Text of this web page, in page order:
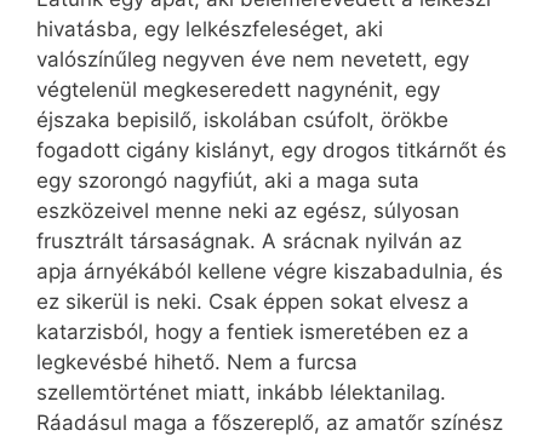
hivatásba, egy lelkészfeleséget, aki
valószínűleg negyven éve nem nevetett, egy
végtelenül megkeseredett nagynénit, egy
éjszaka bepisilő, iskolában csúfolt, örökbe
fogadott cigány kislányt, egy drogos titkárnőt és
egy szorongó nagyfiút, aki a maga suta
eszközeivel menne neki az egész, súlyosan
frusztrált társaságnak. A srácnak nyilván az
apja árnyékából kellene végre kiszabadulnia, és
ez sikerül is neki. Csak éppen sokat elvesz a
katarzisból, hogy a fentiek ismeretében ez a
legkevésbé hihető. Nem a furcsa
szellemtörténet miatt, inkább lélektanilag.
Ráadásul maga a főszereplő, az amatőr színész